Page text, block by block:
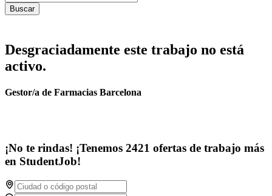
Desgraciadamente este trabajo no está
activo.
Gestor/a de Farmacias Barcelona
¡No te rindas! ¡Tenemos 2421 ofertas de trabajo más
en StudentJob!